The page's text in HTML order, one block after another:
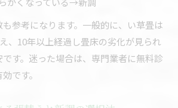
参考になります。一般的に、い草畳は
、10年以上経過し畳床の劣化が見られ
す。迷った場合は、専門業者に無料診
です。